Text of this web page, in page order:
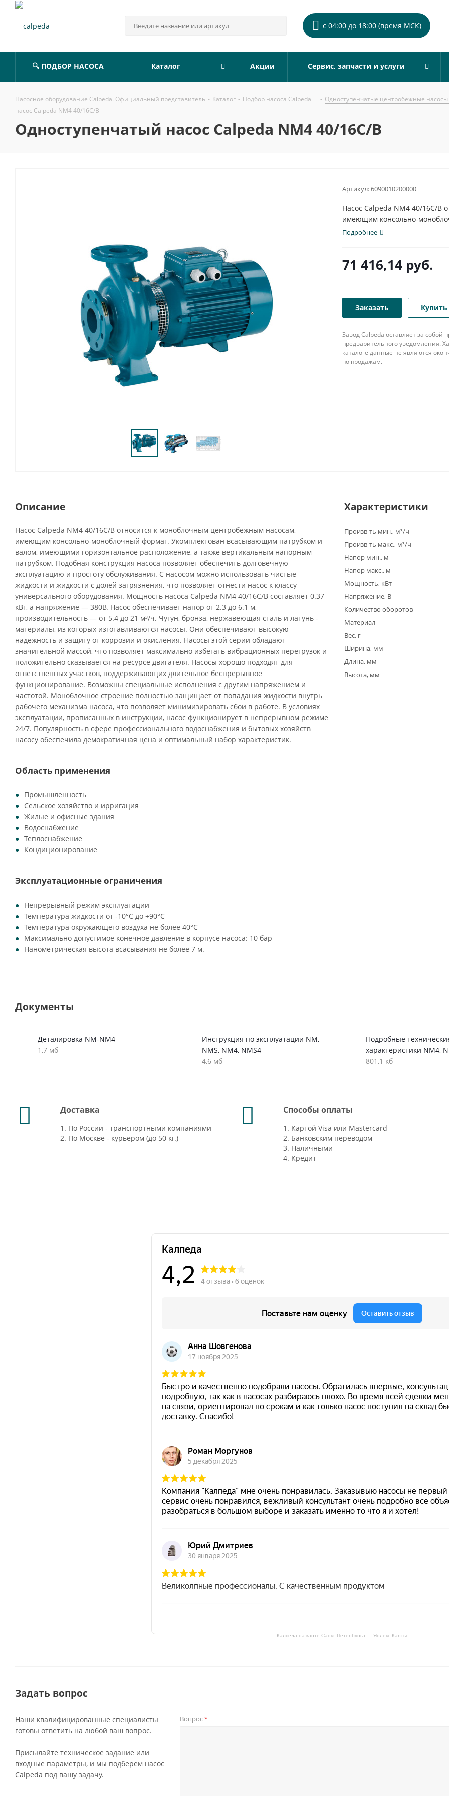
с 04:00 до 18:00 (время МСК)
🔍 ПОДБОР НАСОСА Каталог Акции Сервис, запчасти и услуги
Насосное оборудование Calpeda. Официальный представитель - Каталог - Подбор насоса Calpeda - Одноступенчатые центробежные
насос Calpeda NM4 40/16C/B
Одноступенчатый насос Calpeda NM4 40/16C/B
Артикул:6090010200000
Насос Calpeda NM4 40/16C/B
имеющим консольно-
Подробнее
71 416,14 руб.
Заказать
Завод Calpeda оставляет за собой
предварительного уведомления.
каталоге данные не являются
по продажам.
Описание
Насос Calpeda NM4 40/16C/B относится к моноблочным центробежным насосам,
имеющим консольно-моноблочный формат. Укомплектован всасывающим патрубком и
валом, имеющими горизонтальное расположение, а также вертикальным напорным
патрубком. Подобная конструкция насоса позволяет обеспечить долговечную
эксплуатацию и простоту обслуживания. С насосом можно использовать чистые
жидкости и жидкости с долей загрязнения, что позволяет отнести насос к классу
универсального оборудования. Мощность насоса Calpeda NM4 40/16C/B составляет 0.37
кВт, а напряжение — 380В. Насос обеспечивает напор от 2.3 до 6.1 м,
производительность — от 5.4 до 21 м³/ч. Чугун, бронза, нержавеющая сталь и латунь -
материалы, из которых изготавливаются насосы. Они обеспечивают высокую
надежность и защиту от коррозии и окисления. Насосы этой серии обладают
значительной массой, что позволяет максимально избегать вибрационных перегрузок и
положительно сказывается на ресурсе двигателя. Насосы хорошо подходят для
ответственных участков, поддерживающих длительное беспрерывное
функционирование. Возможны специальные исполнения с другим напряжением и
частотой. Моноблочное строение полностью защищает от попадания жидкости внутрь
рабочего механизма насоса, что позволяет минимизировать сбои в работе. В условиях
эксплуатации, прописанных в инструкции, насос функционирует в непрерывном режиме
24/7. Популярность в сфере профессионального водоснабжения и бытовых хозяйств
насосу обеспечила демократичная цена и оптимальный набор характеристик.
Область применения
Промышленность
Сельское хозяйство и ирригация
Жилые и офисные здания
Водоснабжение
Теплоснабжение
Кондиционирование
Эксплуатационные ограничения
Непрерывный режим эксплуатации
Температура жидкости от -10°C до +90°C
Температура окружающего воздуха не более 40°C
Максимально допустимое конечное давление в корпусе насоса: 10 бар
Нанометрическая высота всасывания не более 7 м.
Характеристики
Произв-ть мин., м³/ч
Произв-ть макс., м³/ч
Напор мин., м
Напор макс., м
Мощность, кВт
Напряжение, В
Количество оборотов
Материал
Вес, г
Ширина, мм
Длина, мм
Высота, мм
Документы
Деталировка NM-NM4
1,7 мб
Инструкция по эксплуатации NM,
NMS, NM4, NMS4
4,6 мб
Подробные
характеристики NM4,
801,1 кб
Доставка
1. По России - транспортными компаниями
2. По Москве - курьером (до 50 кг.)
Способы оплаты
1. Картой Visa или Mastercard
2. Банковским переводом
3. Наличными
4. Кредит
Калпеда на карте Санкт‑Петербурга — Яндекс Карты
Задать вопрос
Наши квалифицированные специалисты
готовы ответить на любой ваш вопрос.
Присылайте техническое задание или
входные параметры, и мы подберем насос
Calpeda под вашу задачу.
Вопрос*